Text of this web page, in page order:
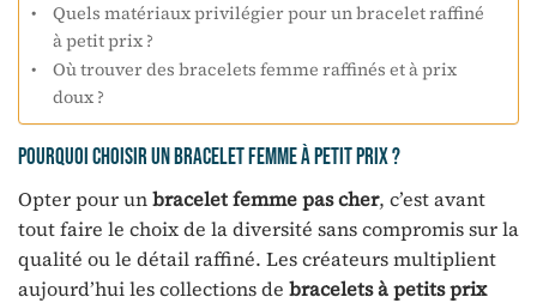
Quels matériaux privilégier pour un bracelet raffiné
à petit prix ?
Où trouver des bracelets femme raffinés et à prix
doux ?
Pourquoi choisir un bracelet femme à petit prix ?
Opter pour unbracelet femme pas cher, c’est avant
tout faire le choix de la diversité sans compromis sur la
qualité ou le détail raffiné. Les créateurs multiplient
aujourd’hui les collections de bracelets à petits prix